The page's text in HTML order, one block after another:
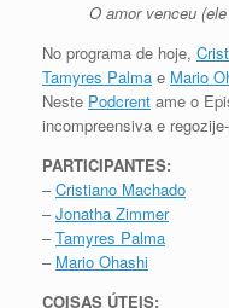
O amor venceu
No programa de hoje,
Tamyres Palma e Mario
Neste Podcrent ame o
incompreensiva e
PARTICIPANTES:
–Cristiano Machado
–Jonatha Zimmer
–Tamyres Palma
– Mario Ohashi
COISAS ÚTEIS: